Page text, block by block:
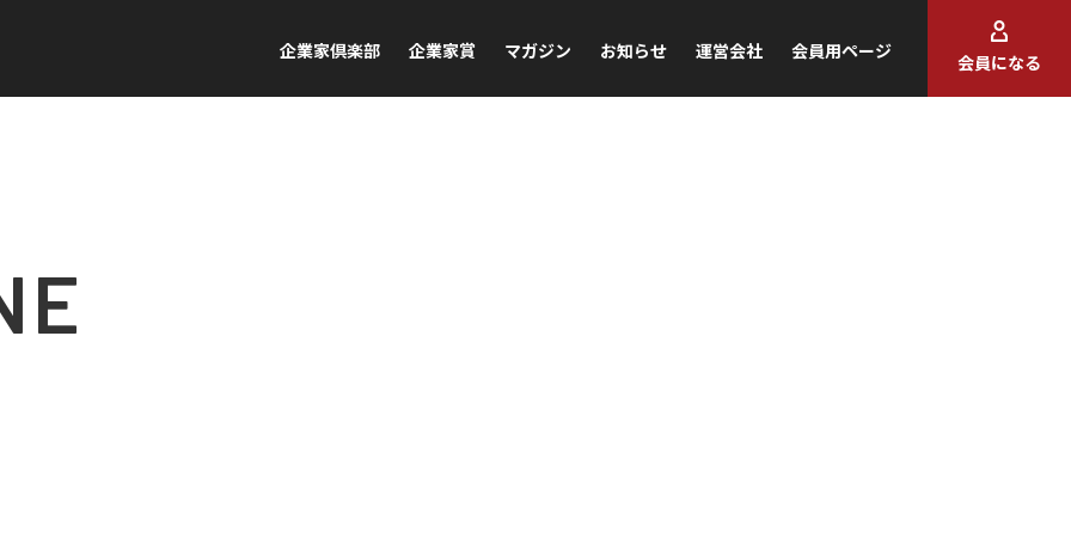
企業家倶楽部 企業家賞 マガジン お知らせ 運営会社 会員用ページ
会員になる